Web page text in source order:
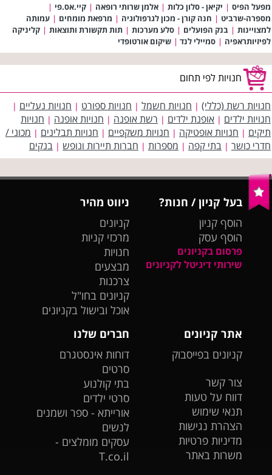
מפעל הפיס | יקיאן - סלון כלות | אלמן שרותי רופאה | קיי.אס.פי |
מספרה-שרביט | חנה קורן - מכון לגרפולוגיה | מרפאת מומחים | עמותה
למצויינות | בנק הפועלים | סלע מערכות | תות תקשורת ותוצאות | קליניקה
לפיזיותראפיה | סמיילי לנד | שיקום אורטופדי
חנויות לפי תחום
חנויות רשת (כללי) | חנויות חשמל | חנויות ספורט | חנויות נעליים |
חנויות ילדים | אופנת ילדים | רשת אופנה | חנויות אופנה | חנויות
תיקים | חנויות אופטיקה | חנויות משקפיים | חנויות תבלינים | מכוני /
חדרי כושר | בתי קפה | מספרות | חברות תיירות ונופש | בנקים
בעל קניון / חנות?
הוסף קניון
הוסף עסק
פרסום בקניונים
שירותי דיגיטל לקניונים
ניווט מהיר
קניונים
מרכזי קניות
חנויות
מבצעים
צרכנות
קניונים בחו"ל
אוכל ובישול בקניונים
אתר קניונים
קניונים בפייסבוק
צור קשר
דווח על טעות
תנאי שימוש
הצהרת נגישות
מדיניות פרטיות
משרות באתר
חברים שלנו
דוחות אינסטגרם
סרטים
בתי קולנוע
סרטי ילדים
אורייתא - ספר ושמנים
לנשים
עסקים מומלצים -
T.co.il